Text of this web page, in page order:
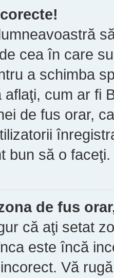
cea în care
a schimba
cum ar fi
de fus orar,
bun să o faceţi.
de fus
că aţi setat
este încă
Vă